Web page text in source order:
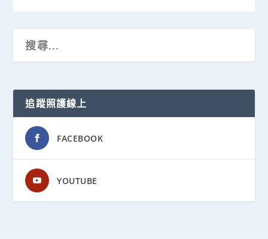
追蹤照護線上
FACEBOOK
YOUTUBE